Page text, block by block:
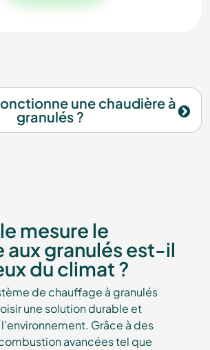
une chaudière à
granulés ?
mesure le
aux granulés est-il
du climat ?
de chauffage à granulés
une solution durable et
Grâce à des
avancées tel que